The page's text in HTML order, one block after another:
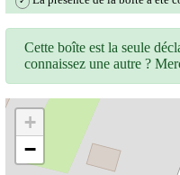
Cette boîte est la seule
connaissez une autre ?
+
−